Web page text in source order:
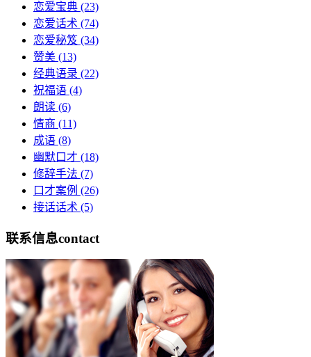
恋爱宝典 (23)
恋爱话术 (74)
恋爱秘笈 (34)
赞美 (13)
经典语录 (22)
祝福语 (4)
朗读 (6)
情商 (11)
成语 (8)
幽默口才 (18)
修辞手法 (7)
口才案例 (26)
接话话术 (5)
联系信息contact